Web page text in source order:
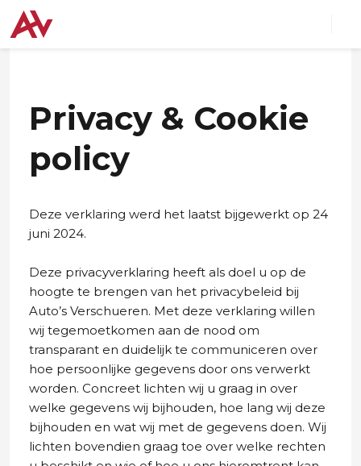
Privacy & Cookie
policy
Deze verklaring werd het laatst bijgewerkt op 24
juni 2024.
Deze privacyverklaring heeft als doel u op de
hoogte te brengen van het privacybeleid bij
Auto’s Verschueren. Met deze verklaring willen
wij tegemoetkomen aan de nood om
transparant en duidelijk te communiceren over
hoe persoonlijke gegevens door ons verwerkt
worden. Concreet lichten wij u graag in over
welke gegevens wij bijhouden, hoe lang wij deze
bijhouden en wat wij met de gegevens doen. Wij
lichten bovendien graag toe over welke rechten